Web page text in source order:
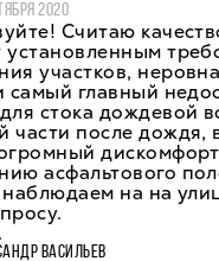
2020
Считаю
установленным
участков,
самый главный
стока дождевой
части после дождя,
асфальтового
наблюдаем на на
ВАСИЛЬЕВ